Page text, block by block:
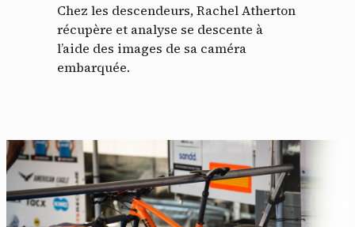
Chez les descendeurs, Rachel Atherton
récupère et analyse se descente à
l’aide des images de sa caméra
embarquée.